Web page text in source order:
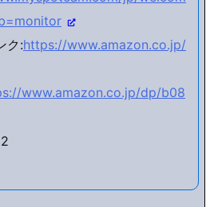
ク:https://www.amazon.co.jp/
www.amazon.co.jp/dp/b08